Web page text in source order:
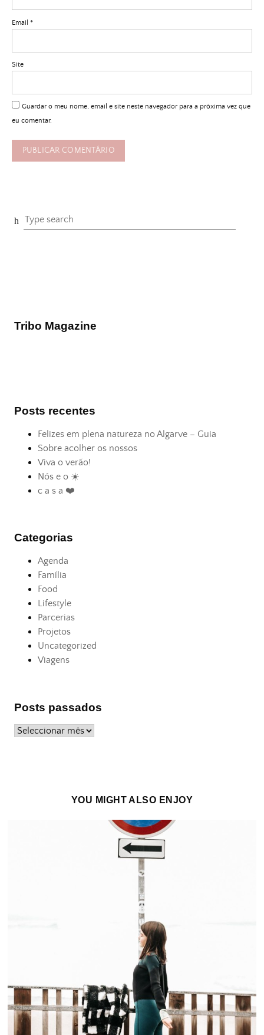
Email *
Site
Guardar o meu nome, email e site neste navegador para a próxima vez que
eu comentar.
Tribo Magazine
Posts recentes
Felizes em plena natureza no Algarve – Guia
Sobre acolher os nossos
Viva o verão!
Nós e o ☀️
c a s a ❤️
Categorias
Agenda
Família
Food
Lifestyle
Parcerias
Projetos
Uncategorized
Viagens
Posts passados
Posts
YOU MIGHT ALSO ENJOY